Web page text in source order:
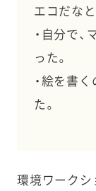
エコだなと
・自分で
った。
・絵を書
た。
環境ワークシ